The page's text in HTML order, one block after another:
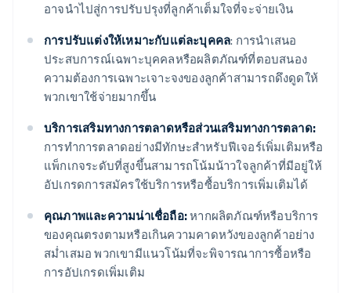
อาจนำไปสู่การปรับปรุงที่ลูกค้าเต็มใจที่จะจ่ายเงิน
การปรับแต่งให้เหมาะกับแต่ละบุคคล: การนําเสนอ
ประสบการณ์เฉพาะบุคคลหรือผลิตภัณฑ์ที่ตอบสนอง
ความต้องการเฉพาะเจาะจงของลูกค้าสามารถดึงดูดให้
พวกเขาใช้จ่ายมากขึ้น
บริการเสริมทางการตลาดหรือส่วนเสริมทางการตลาด:
การทำการตลาดอย่างมีทักษะสำหรับฟีเจอร์เพิ่มเติมหรือ
แพ็กเกจระดับที่สูงขึ้นสามารถโน้มน้าวใจลูกค้าที่มีอยู่ให้
อัปเกรดการสมัครใช้บริการหรือซื้อบริการเพิ่มเติมได้
คุณภาพและความน่าเชื่อถือ:หากผลิตภัณฑ์หรือบริการ
ของคุณตรงตามหรือเกินความคาดหวังของลูกค้าอย่าง
สม่ำเสมอ พวกเขามีแนวโน้มที่จะพิจารณาการซื้อหรือ
การอัปเกรดเพิ่มเติม